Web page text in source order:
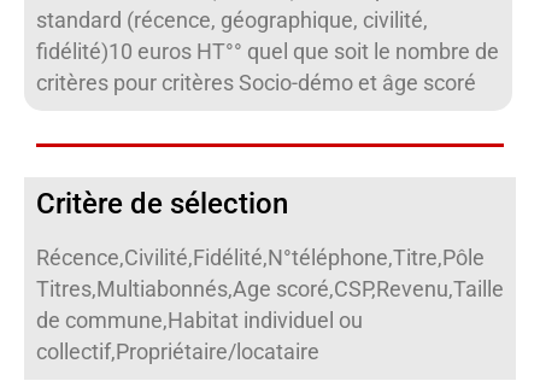
standard (récence, géographique, civilité,
fidélité)10 euros HT°° quel que soit le nombre de
critères pour critères Socio-démo et âge scoré
Critère de sélection
Récence,Civilité,Fidélité,N°téléphone,Titre,Pôle
Titres,Multiabonnés,Age scoré,CSP,Revenu,Taille
de commune,Habitat individuel ou
collectif,Propriétaire/locataire